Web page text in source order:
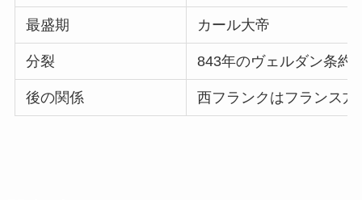
最盛期 カール大帝
分裂 843年のヴェルダン条約
後の関係 西フランクはフランス